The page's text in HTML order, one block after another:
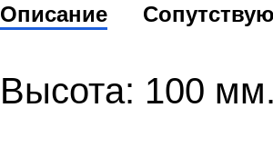
Описание
Высота: 100 мм.